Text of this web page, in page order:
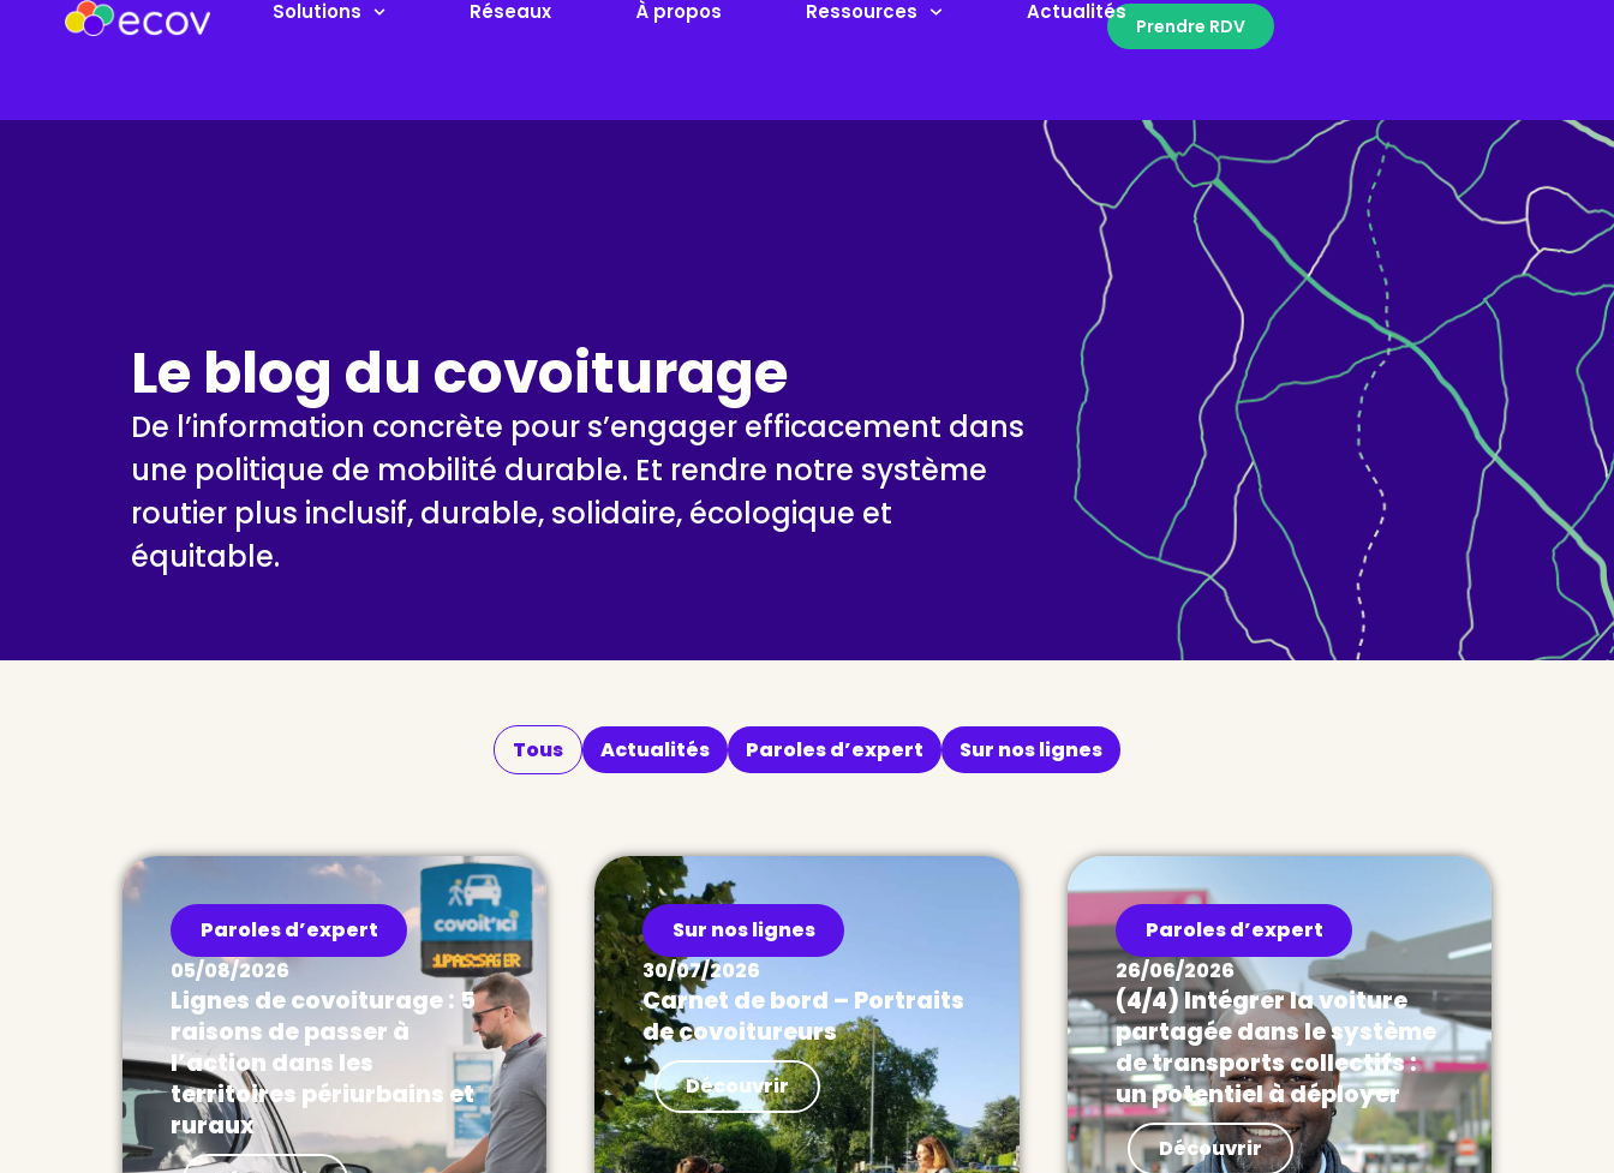
Solutions Réseaux À propos Ressources Actualités
Prendre RDV
Le blog du covoiturage
De l’information concrète pour s’engager efficacement dans
une politique de mobilité durable. Et rendre notre système
routier plus inclusif, durable, solidaire, écologique et
équitable.
Actualités Paroles d’expert Sur nos lignes
Tous
Paroles d’expert
05/08/2026
Lignes de covoiturage : 5
raisons de passer à
l’action dans les
territoires périurbains et
ruraux
Actualités Les Français sont
Sur nos lignes
30/07/2026
Carnet de bord – Portraits
de covoitureurs
Actualités Carnet de bord –
Portraits de covoitureurs
Pendant 1 an j’ai sillonné la France
pour récolter les témoignages
Découvrir
Paroles d’expert
26/06/2026
(4/4) Intégrer la voiture
partagée dans le système
de transports collectifs :
un potentiel à déployer
Actualités Les lignes de
covoiturage peuvent être
Découvrir